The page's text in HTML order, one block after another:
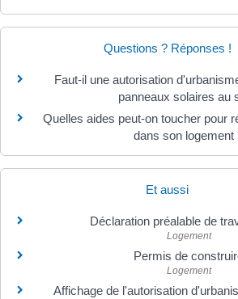
Questions ? Réponses !
Faut-il une autorisation
panneaux solaires au
Quelles aides peut-on toucher pour
dans son logement
Et aussi
Déclaration préalable de
Logement
Permis de
Logement
Affichage de l'autorisation